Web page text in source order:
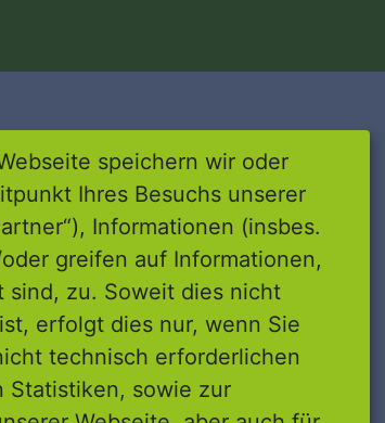
Anreiz
speichern wir oder
Ihres Besuchs unserer
Informationen (insbes.
greifen auf Informationen,
sind, zu. Soweit dies nicht
erfolgt dies nur, wenn Sie
technisch erforderlichen
Statistiken, sowie zur